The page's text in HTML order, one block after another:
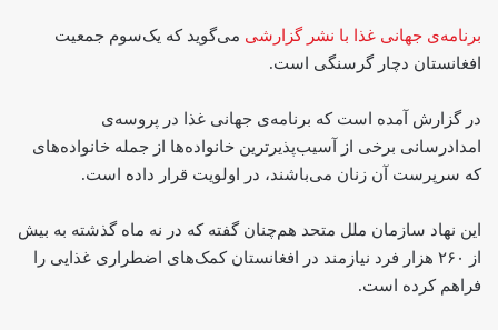
برنامه‌ی جهانی غذا با نشر گزارشی می‌گوید که یک‌سوم جمعیت
افغانستان دچار گرسنگی است.
در گزارش آمده است که برنامه‌ی جهانی غذا در پروسه‌ی
امدادرسانی برخی از آسیب‌پذیرترین خانواده‌ها از جمله خانواده‌های
که سرپرست آن زنان می‌باشند، در اولویت قرار داده است.
این نهاد سازمان ملل متحد هم‌چنان گفته که در نه ماه گذشته به بیش
از ۲۶۰ هزار فرد نیازمند در افغانستان کمک‌های اضطراری غذایی را
فراهم کرده است.